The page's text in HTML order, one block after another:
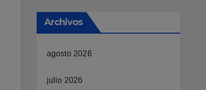
Archivos
agosto 2026
julio 2026